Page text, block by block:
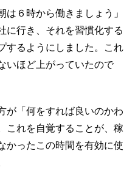
６時から働きましょう」
に行き、それを習慣化する
するようにしました。これ
いほど上がっていたので
が「何をすれば良いのかわ
これを自覚することが、稼
かったこの時間を有効に使